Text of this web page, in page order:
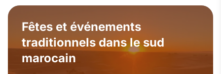
Fêtes et événements
traditionnels dans le sud
marocain